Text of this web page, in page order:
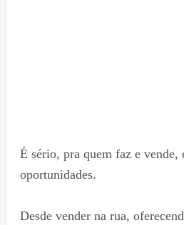
É sério, pra quem faz e vende,
oportunidades.
Desde vender na rua,